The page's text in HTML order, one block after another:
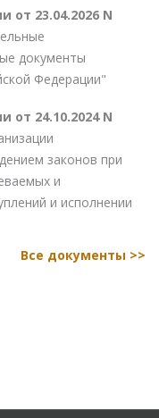
от 23.04.2026 N
документы
Федерации"
от 24.10.2024 N
законов при
и
и исполнении
Все документы >>